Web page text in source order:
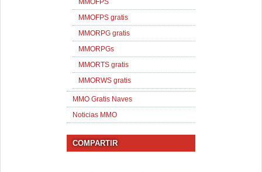
MMOFPS
MMOFPS gratis
MMORPG gratis
MMORPGs
MMORTS gratis
MMORWS gratis
MMO Gratis Naves
Noticias MMO
COMPARTIR